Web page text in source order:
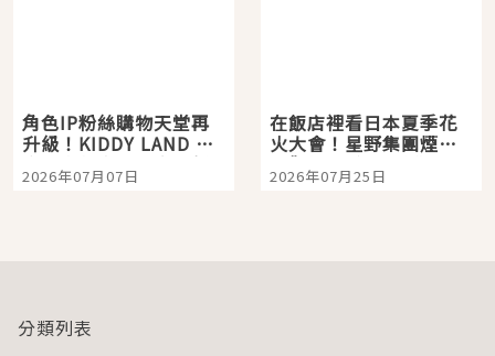
角色IP粉絲購物天堂再
升級！KIDDY LAND 原
宿店吉伊卡哇迎客，新
開幕 OMOKADO 店3分
2026年07月07日
在飯店裡看日本夏季花
火大會！星野集團煙火
景觀飯店6選，讓你不用
人擠人悠閒欣賞
2026年07月25日
分類列表